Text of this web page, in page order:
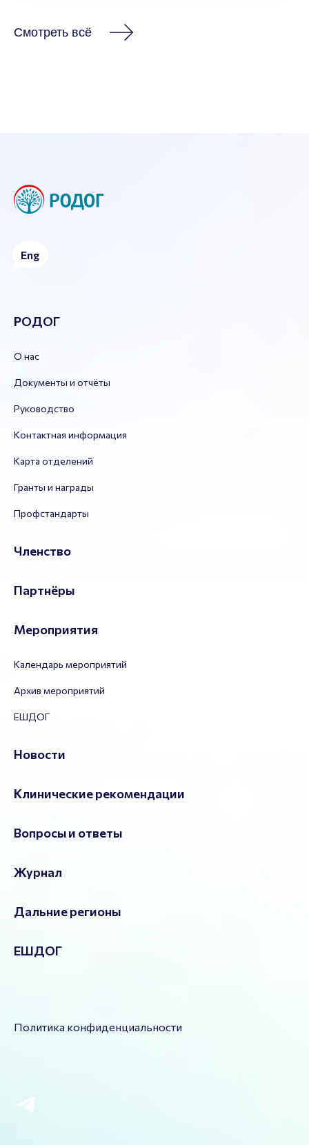
Смотреть всё
Eng
РОДОГ
О нас
Документы и отчёты
Руководство
Контактная информация
Карта отделений
Гранты и награды
Профстандарты
Членство
Партнёры
Мероприятия
Календарь мероприятий
Архив мероприятий
ЕШДОГ
Новости
Клинические рекомендации
Вопросы и ответы
Журнал
Дальние регионы
ЕШДОГ
Политика конфиденциальности